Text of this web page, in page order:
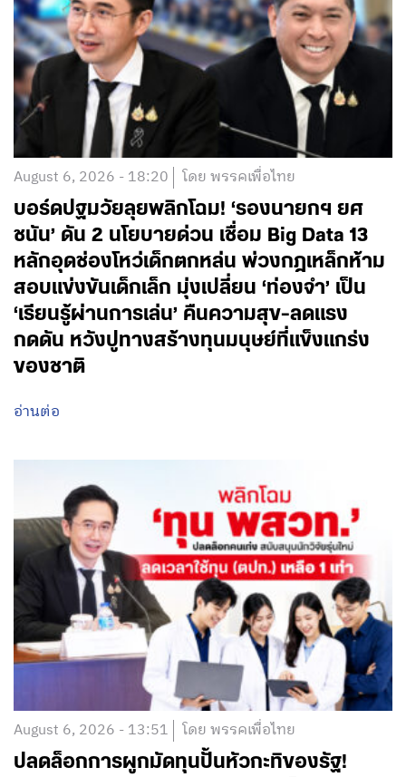
August 6, 2026 - 18:20 โดย พรรคเพื่อไทย
บอร์ดปฐมวัยลุยพลิกโฉม! ‘รองนายกฯ ยศ
ชนัน’ ดัน 2 นโยบายด่วน เชื่อม Big Data 13
หลักอุดช่องโหว่เด็กตกหล่น พ่วงกฎเหล็กห้าม
สอบแข่งขันเด็กเล็ก มุ่งเปลี่ยน ‘ท่องจำ’ เป็น
‘เรียนรู้ผ่านการเล่น’ คืนความสุข-ลดแรง
กดดัน หวังปูทางสร้างทุนมนุษย์ที่แข็งแกร่ง
ของชาติ
อ่านต่อ
August 6, 2026 - 13:51 โดย พรรคเพื่อไทย
ปลดล็อกการผูกมัดทุนปั้นหัวกะทิของรัฐ!